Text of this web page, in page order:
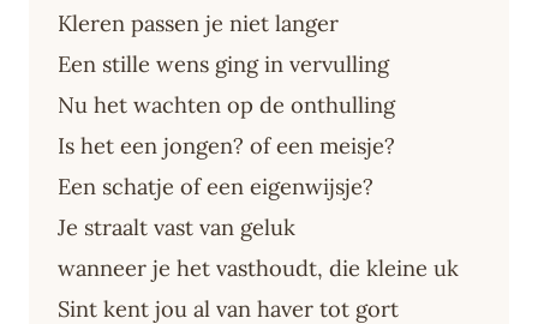
Kleren passen je niet langer
Een stille wens ging in vervulling
Nu het wachten op de onthulling
Is het een jongen? of een meisje?
Een schatje of een eigenwijsje?
Je straalt vast van geluk
wanneer je het vasthoudt, die kleine uk
Sint kent jou al van haver tot gort